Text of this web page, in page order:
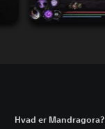
Hvad er Mandragora?